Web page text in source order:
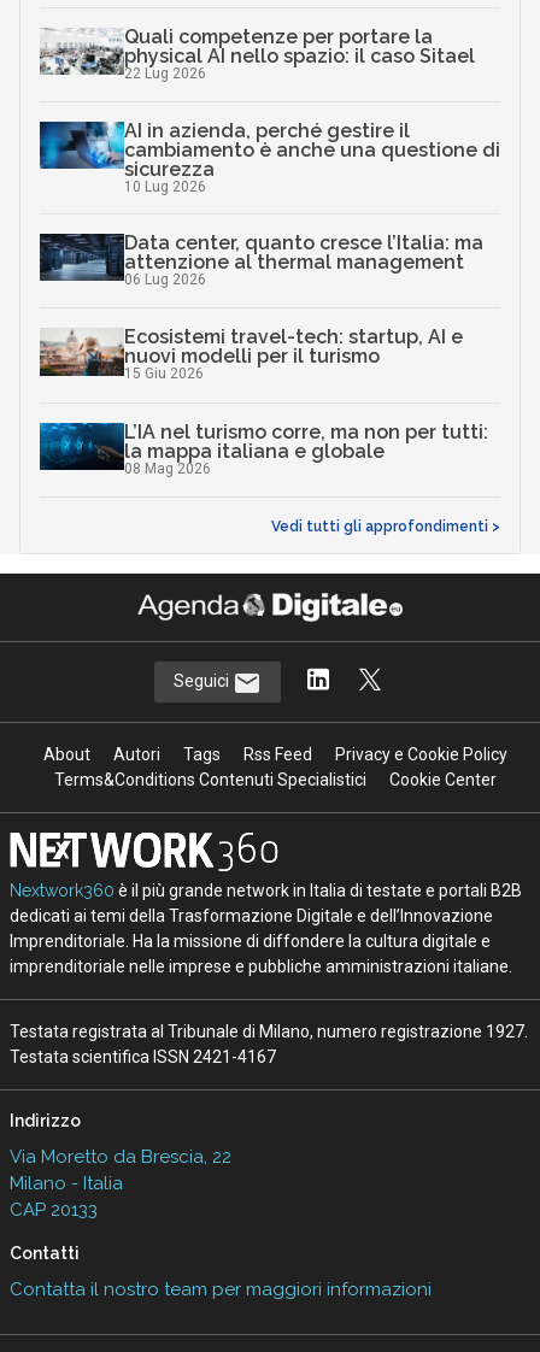
Quali competenze per portare la
physical AI nello spazio: il caso Sitael
22 Lug 2026
AI in azienda, perché gestire il
cambiamento è anche una questione di
sicurezza
10 Lug 2026
Data center, quanto cresce l’Italia: ma
attenzione al thermal management
06 Lug 2026
Ecosistemi travel-tech: startup, AI e
nuovi modelli per il turismo
15 Giu 2026
L’IA nel turismo corre, ma non per tutti:
la mappa italiana e globale
08 Mag 2026
Vedi tutti gli approfondimenti >
Seguici
About Autori Tags Rss Feed
Privacy e Cookie Policy
Terms&Conditions Contenuti Specialistici
Cookie Center
Nextwork360 è il più grande network in Italia di testate e portali B2B
dedicati ai temi della Trasformazione Digitale e dell’Innovazione
Imprenditoriale. Ha la missione di diffondere la cultura digitale e
imprenditoriale nelle imprese e pubbliche amministrazioni italiane.
Testata registrata al Tribunale di Milano, numero registrazione 1927.
Testata scientifica ISSN 2421-4167
Indirizzo
Via Moretto da Brescia, 22
Milano - Italia
CAP 20133
Contatti
Contatta il nostro team per maggiori informazioni